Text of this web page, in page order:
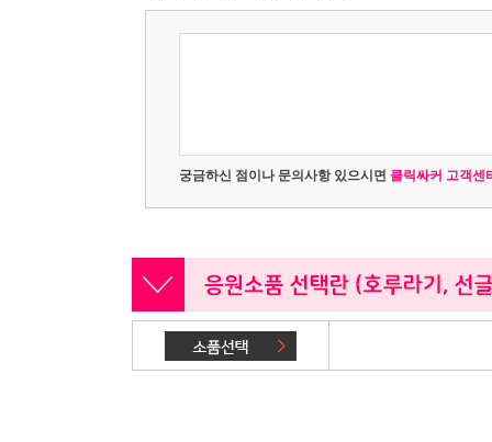
궁금하신 점이나 문의사항 있으시면 클릭싸커 고객센